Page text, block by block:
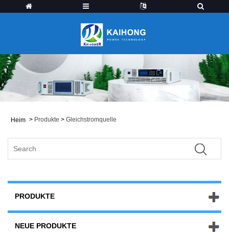
Heim > Produkte > Gleichstromquelle
PRODUKTE
NEUE PRODUKTE